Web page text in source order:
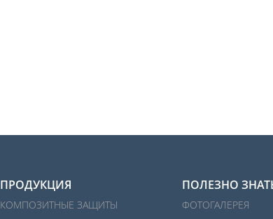
ПРОДУКЦИЯ
КОМПОЗИТНЫЕ ЗАЩИТЫ
ПОЛЕЗНО
ФОТОГАЛЕРЕЯ